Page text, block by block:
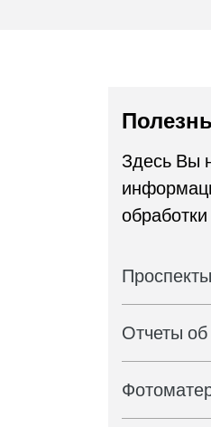
Здесь Вы
Проспекты
Отчеты